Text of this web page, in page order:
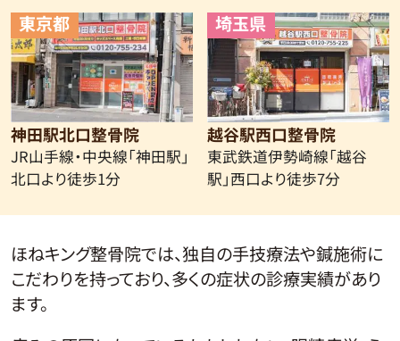
東京都
神田駅北口整骨院
JR山手線・中央線「神田駅」
北口より徒歩1分
埼玉県
越谷駅西口整骨院
東武鉄道伊勢崎線「越谷
駅」西口より徒歩7分
ほねキング整骨院では、独自の手技療法や鍼施術に
こだわりを持っており、多くの症状の診療実績があり
ます。